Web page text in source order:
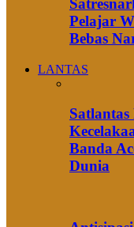
Pelajar
Bebas
LANTAS
Banda
Dunia